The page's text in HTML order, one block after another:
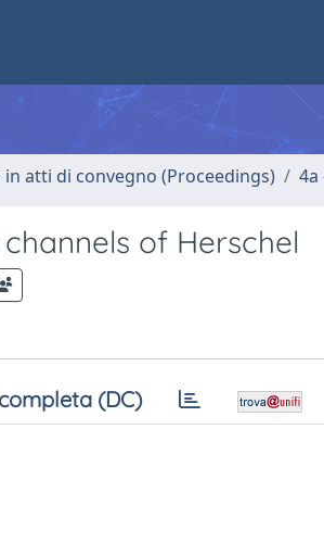
atti di convegno (Proceedings) 4a
of Herschel
(DC)